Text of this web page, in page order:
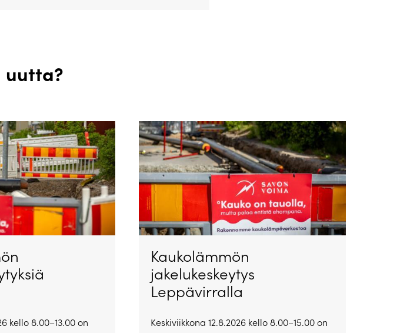
kello 8.00–13.00 on
Kaukolämmön
jakelukeskeytys
Leppävirralla
Keskiviikkona 12.8.2026 kello 8.00–15.00 on